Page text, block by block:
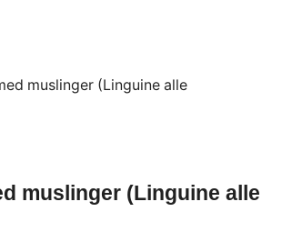
muslinger (Linguine alle